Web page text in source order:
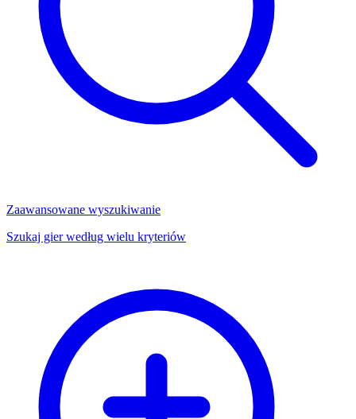
Zaawansowane wyszukiwanie
Szukaj gier według wielu kryteriów